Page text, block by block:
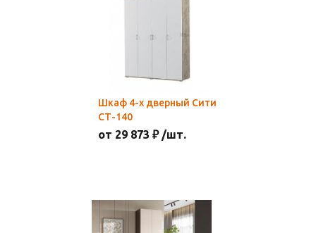
Шкаф 4-х дверный Сити
СТ-140
от 29 873 ₽ /шт.